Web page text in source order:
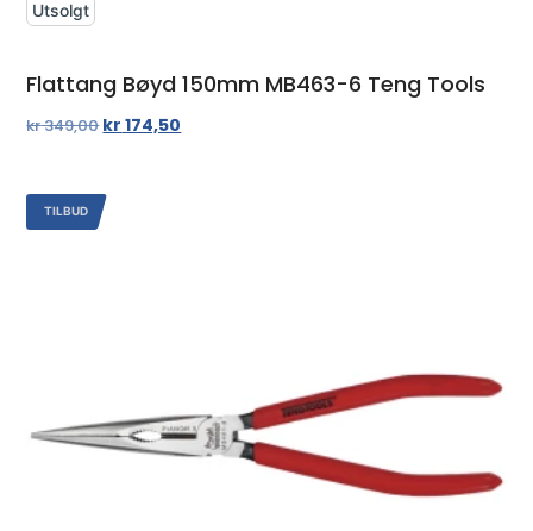
Flattang Bøyd 150mm MB463-6 Teng Tools
kr349,00kr 174,50
Utsolgt
TILBUD